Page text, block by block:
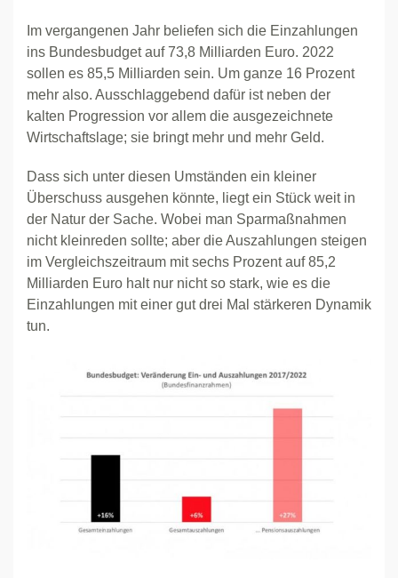
Im vergangenen Jahr beliefen sich die Einzahlungen
ins Bundesbudget auf 73,8 Milliarden Euro. 2022
sollen es 85,5 Milliarden sein. Um ganze 16 Prozent
mehr also. Ausschlaggebend dafür ist neben der
kalten Progression vor allem die ausgezeichnete
Wirtschaftslage; sie bringt mehr und mehr Geld.
Dass sich unter diesen Umständen ein kleiner
Überschuss ausgehen könnte, liegt ein Stück weit in
der Natur der Sache. Wobei man Sparmaßnahmen
nicht kleinreden sollte; aber die Auszahlungen steigen
im Vergleichszeitraum mit sechs Prozent auf 85,2
Milliarden Euro halt nur nicht so stark, wie es die
Einzahlungen mit einer gut drei Mal stärkeren Dynamik
tun.